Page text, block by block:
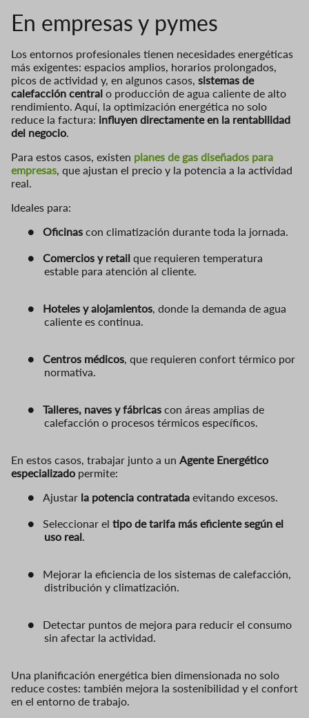
En empresas y pymes
Los entornos profesionales tienen necesidades energéticas
más exigentes: espacios amplios, horarios prolongados,
picos de actividad y, en algunos casos, sistemas de
calefacción central o producción de agua caliente de alto
rendimiento. Aquí, la optimización energética no solo
reduce la factura: influyen directamente en la rentabilidad
del negocio.
Para estos casos, existen planes de gas diseñados para
empresas, que ajustan el precio y la potencia a la actividad
real.
Ideales para:
●
Oficinas con climatización durante toda la jornada.
●
Comercios y retail que requieren temperatura
estable para atención al cliente.
● Hoteles y alojamientos, donde la demanda de agua
caliente es continua.
● Centros médicos, que requieren confort térmico por
normativa.
● Talleres, naves y fábricas con áreas amplias de
calefacción o procesos térmicos específicos.
En estos casos, trabajar junto a un Agente Energético
especializado permite:
●
Ajustar la potencia contratada evitando excesos.
●
Seleccionar el tipo de tarifa más eficiente según el
uso real.
●
Mejorar la eficiencia de los sistemas de calefacción,
distribución y climatización.
●
Detectar puntos de mejora para reducir el consumo
sin afectar la actividad.
Una planificación energética bien dimensionada no solo
reduce costes: también mejora la sostenibilidad y el confort
en el entorno de trabajo.